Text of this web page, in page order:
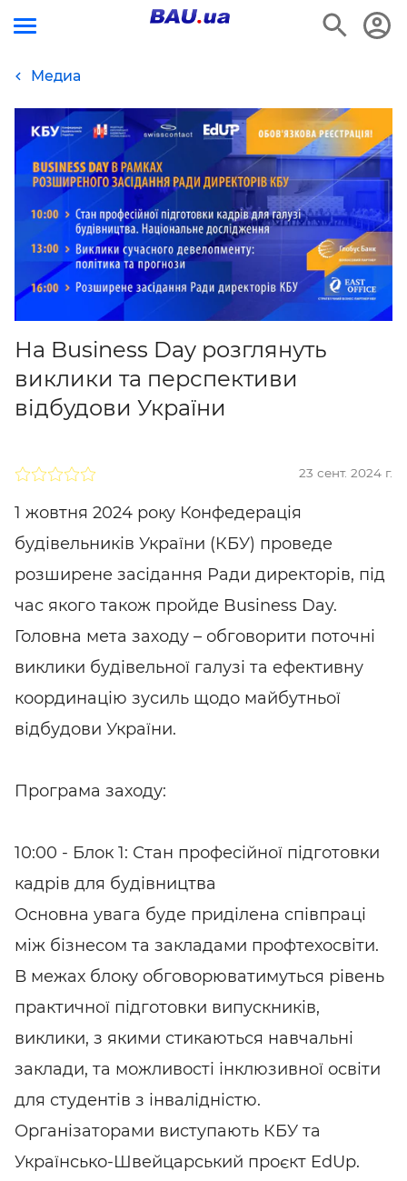
Медиа
На Business Day розглянуть
виклики та перспективи
відбудови України
23 сент. 2024 г.
1 жовтня 2024 року Конфедерація
будівельників України (КБУ) проведе
розширене засідання Ради директорів, під
час якого також пройде Business Day.
Головна мета заходу – обговорити поточні
виклики будівельної галузі та ефективну
координацію зусиль щодо майбутньої
відбудови України.
Програма заходу:
10:00 - Блок 1: Стан професійної підготовки
кадрів для будівництва
Основна увага буде приділена співпраці
між бізнесом та закладами профтехосвіти.
В межах блоку обговорюватимуться рівень
практичної підготовки випускників,
виклики, з якими стикаються навчальні
заклади, та можливості інклюзивної освіти
для студентів з інвалідністю.
Організаторами виступають КБУ та
Українсько-Швейцарський проєкт EdUp.